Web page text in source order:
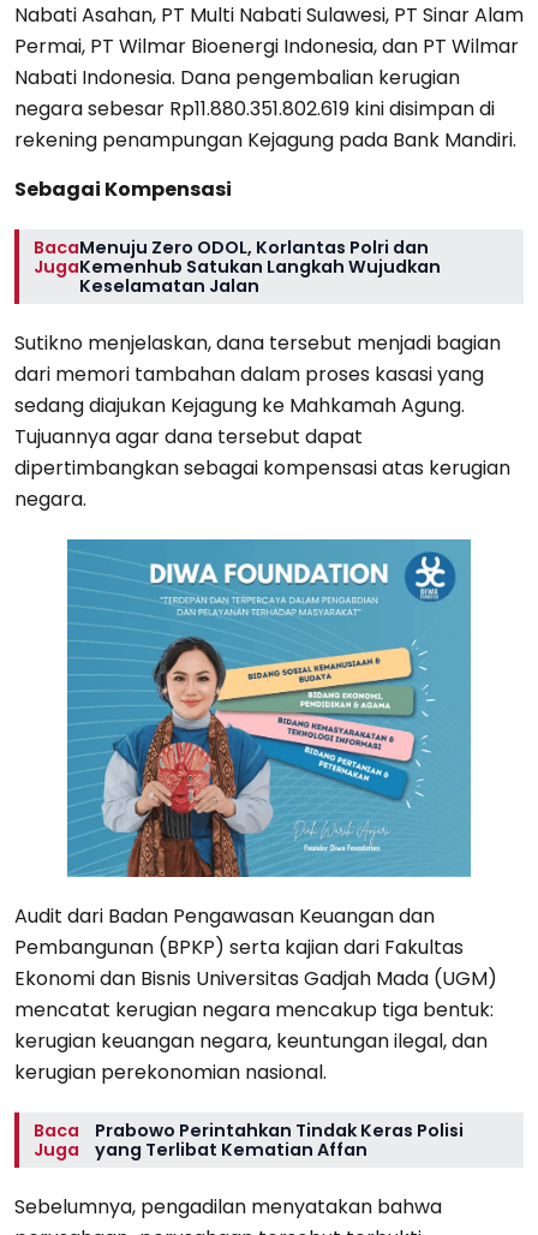
Nabati Asahan, PT Multi Nabati Sulawesi, PT Sinar Alam
Permai, PT Wilmar Bioenergi Indonesia, dan PT Wilmar
Nabati Indonesia. Dana pengembalian kerugian
negara sebesar Rp11.880.351.802.619 kini disimpan di
rekening penampungan Kejagung pada Bank Mandiri.
Sebagai Kompensasi
Baca
Juga
Menuju Zero ODOL, Korlantas Polri dan
Kemenhub Satukan Langkah Wujudkan
Keselamatan Jalan
Sutikno menjelaskan, dana tersebut menjadi bagian
dari memori tambahan dalam proses kasasi yang
sedang diajukan Kejagung ke Mahkamah Agung.
Tujuannya agar dana tersebut dapat
dipertimbangkan sebagai kompensasi atas kerugian
negara.
Audit dari Badan Pengawasan Keuangan dan
Pembangunan (BPKP) serta kajian dari Fakultas
Ekonomi dan Bisnis Universitas Gadjah Mada (UGM)
mencatat kerugian negara mencakup tiga bentuk:
kerugian keuangan negara, keuntungan ilegal, dan
kerugian perekonomian nasional.
Baca
Juga
Prabowo Perintahkan Tindak Keras Polisi
yang Terlibat Kematian Affan
Sebelumnya, pengadilan menyatakan bahwa